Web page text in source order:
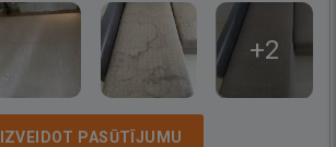
+2
IZVEIDOT PASŪTĪJUMU